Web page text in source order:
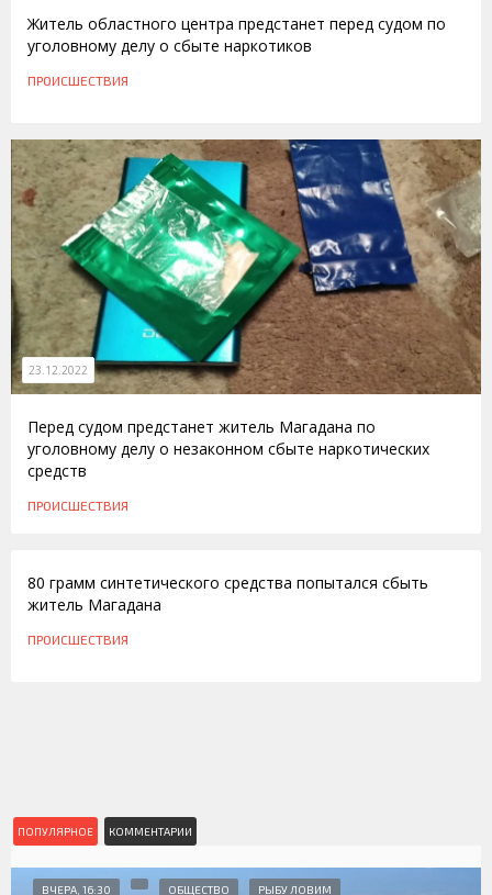
Житель областного центра предстанет перед судом по
уголовному делу о сбыте наркотиков
ПРОИСШЕСТВИЯ
23.12.2022
Перед судом предстанет житель Магадана по
уголовному делу о незаконном сбыте наркотических
средств
ПРОИСШЕСТВИЯ
80 грамм синтетического средства попытался сбыть
житель Магадана
ПРОИСШЕСТВИЯ
ПОПУЛЯРНОЕ КОММЕНТАРИИ
ВЧЕРА, 16:30 ОБЩЕСТВО РЫБУ ЛОВИМ